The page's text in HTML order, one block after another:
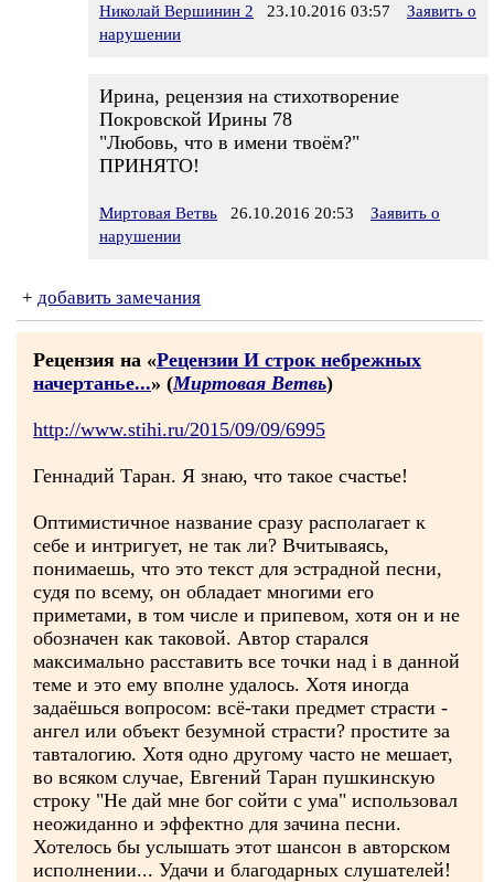
Николай Вершинин 2 23.10.2016 03:57
Заявить о
нарушении
Ирина, рецензия на стихотворение
Покровской Ирины 78
"Любовь, что в имени твоём?"
ПРИНЯТО!
Миртовая Ветвь 26.10.2016 20:53
Заявить о
нарушении
+ добавить замечания
Рецензия на «Рецензии И строк небрежных
начертанье...» (Миртовая Ветвь)
http://www.stihi.ru/2015/09/09/6995
Геннадий Таран. Я знаю, что такое счастье!
Оптимистичное название сразу располагает к
себе и интригует, не так ли? Вчитываясь,
понимаешь, что это текст для эстрадной песни,
судя по всему, он обладает многими его
приметами, в том числе и припевом, хотя он и не
обозначен как таковой. Автор старался
максимально расставить все точки над i в данной
теме и это ему вполне удалось. Хотя иногда
задаёшься вопросом: всё-таки предмет страсти -
ангел или объект безумной страсти? простите за
тавталогию. Хотя одно другому часто не мешает,
во всяком случае, Евгений Таран пушкинскую
строку "Не дай мне бог сойти с ума" использовал
неожиданно и эффектно для зачина песни.
Хотелось бы услышать этот шансон в авторском
исполнении... Удачи и благодарных слушателей!